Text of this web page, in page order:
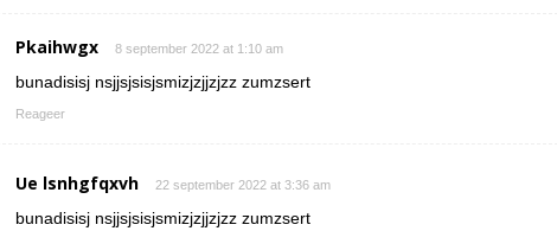
Pkaihwgx 8 september 2022 at 1:10 am
bunadisisj nsjjsjsisjsmizjzjjzjzz zumzsert
Reageer
Ue lsnhgfqxvh 22 september 2022 at 3:36 am
bunadisisj nsjjsjsisjsmizjzjjzjzz zumzsert